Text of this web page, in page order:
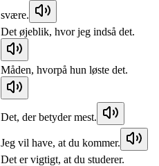
svære.
Det øjeblik, hvor jeg indså det.
Måden, hvorpå hun løste det.
Det, der betyder mest.
Jeg vil have, at du kommer.
Det er vigtigt, at du studerer.